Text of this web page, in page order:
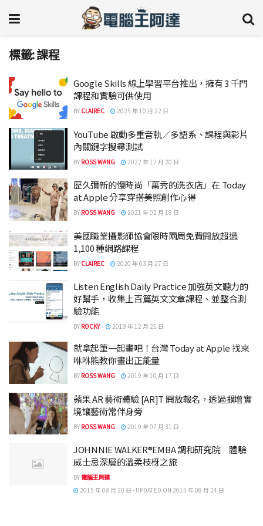
標籤:課程
Google Skills 線上學習平台推出，擁有 3 千門
課程和實驗可供使用
BY CLAIREC 2025 年 10 月 22 日
YouTube 啟動多重音軌／多語系、課程與影片
內關鍵字搜尋測試
BY ROSS WANG 2022 年 12 月 20 日
歷久彌新的慢時尚「萬秀的洗衣店」在 Today
at Apple 分享穿搭美照創作心得
BY ROSS WANG 2021 年 02 月 18 日
美國職業攝影師協會限時兩周免費開放超過
1,100 種網路課程
BY CLAIREC 2020 年 03 月 27 日
Listen English Daily Practice 加強英文聽力的
好幫手，收集上百篇英文文章課程、並整合測
驗功能
BY ROCKY 2019 年 12 月 25 日
就拿起筆一起畫吧！台灣 Today at Apple 找來
咻咻熊教你畫出正能量
BY ROSS WANG 2019 年 10 月 17 日
蘋果 AR 藝術體驗 [AR]T 開放報名，透過擴增實
境讓藝術常伴身旁
BY ROSS WANG 2019 年 07 月 31 日
JOHNNIE WALKER®EMBA 調和研究院 體驗
威士忌深層的溫柔枝枒之旅
BY 電腦王阿達
2015 年 08 月 20 日 - UPDATED ON 2015 年 08 月 24 日